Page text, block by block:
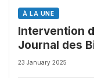
À LA UNE
Intervention
Journal des
23 January 2025